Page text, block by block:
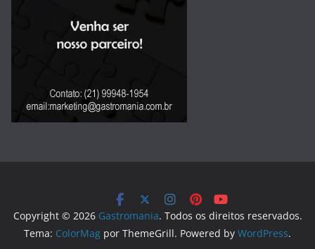
Copyright © 2026 Gastromania. Todos os direitos reservados.
Tema: ColorMag por ThemeGrill. Powered by WordPress.